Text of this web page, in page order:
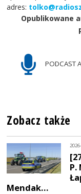
adres:
Opublikowane
PODCAST
Zobacz także
P.
Mendak…